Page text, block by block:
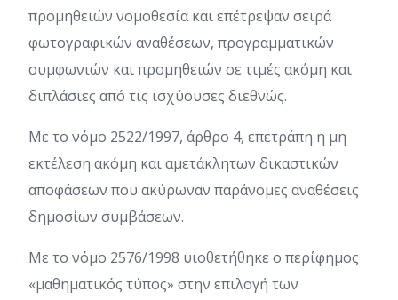
προμηθειών νομοθεσία και επέτρεψαν σειρά
φωτογραφικών αναθέσεων, προγραμματικών
συμφωνιών και προμηθειών σε τιμές ακόμη και
διπλάσιες από τις ισχύουσες διεθνώς.
Με το νόμο 2522/1997, άρθρο 4, επετράπη η μη
εκτέλεση ακόμη και αμετάκλητων δικαστικών
αποφάσεων που ακύρωναν παράνομες αναθέσεις
δημοσίων συμβάσεων.
Με το νόμο 2576/1998 υιοθετήθηκε ο περίφημος
«μαθηματικός τύπος» στην επιλογή των